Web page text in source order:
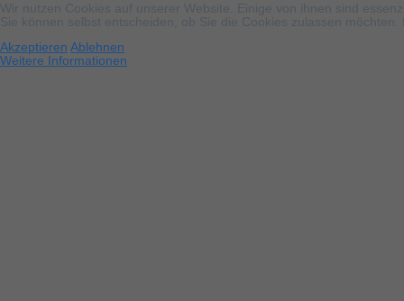
Wir nutzen Cookies auf unserer Website. Einige von ihnen sind
Sie können selbst entscheiden, ob Sie die Cookies zulassen
Akzeptieren Ablehnen
Weitere Informationen